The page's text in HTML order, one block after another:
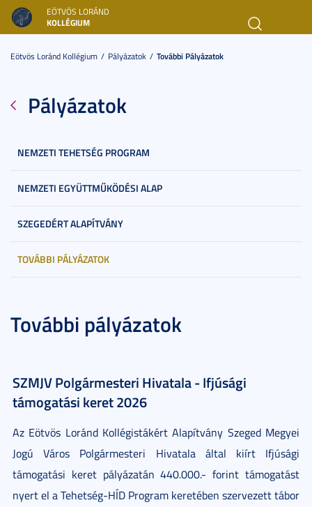
EÖTVÖS LORÁND
KOLLÉGIUM
Eötvös Loránd Kollégium Pályázatok További Pályázatok
Pályázatok
NEMZETI TEHETSÉG PROGRAM
NEMZETI EGYÜTTMŰKÖDÉSI ALAP
SZEGEDÉRT ALAPÍTVÁNY
TOVÁBBI PÁLYÁZATOK
További pályázatok
SZMJV Polgármesteri Hivatala - Ifjúsági
támogatási keret 2026
Az Eötvös Loránd Kollégistákért Alapítvány Szeged Megyei
Jogú Város Polgármesteri Hivatala által kiírt Ifjúsági
támogatási keret pályázatán 440.000.- forint támogatást
nyert el a Tehetség-HÍD Program keretében szervezett tábor